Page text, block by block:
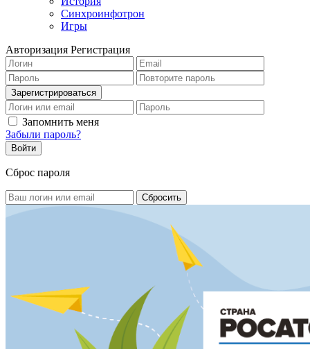
Синхроинфотрон
Игры
Авторизация Регистрация
Запомнить меня
Забыли пароль?
Сброс пароля